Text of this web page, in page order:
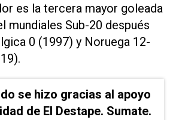
es la tercera mayor goleada
mundiales Sub-20 después
0 (1997) y Noruega 12-
se hizo gracias al apoyo
de El Destape. Sumate.